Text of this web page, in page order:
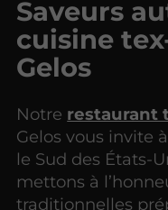
Saveurs
cuisine
Gelos
Notre restaurant
Gelos vous invite
le Sud des États-
mettons à
traditionnelles